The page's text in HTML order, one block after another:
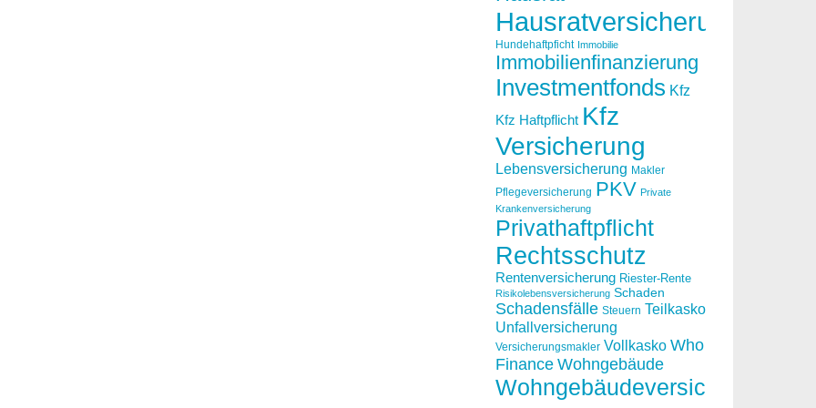
Hausratversicherung
Hundehaftpficht Immobilie
Immobilienfinanzierung
Investmentfonds Kfz
Kfz Haftpflicht Kfz
Versicherung
Lebensversicherung Makler
Pflegeversicherung PKV Private
Krankenversicherung
Privathaftpflicht
Rechtsschutz
Rentenversicherung Riester-Rente
Risikolebensversicherung Schaden
Schadensfälle Steuern Teilkasko
Unfallversicherung
Versicherungsmakler Vollkasko Who
Finance Wohngebäude
Wohngebäudeversicherung